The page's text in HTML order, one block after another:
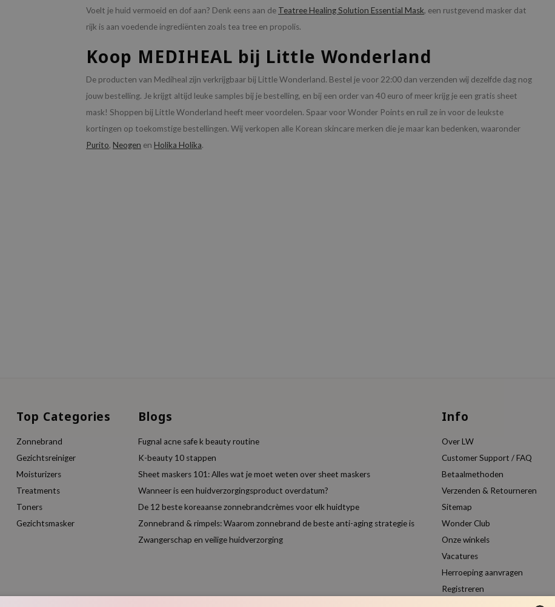
Voelt je huid vermoeid en dof aan? Denk eens aan de Teatree Healing Solution Essential Mask, een rustgevend masker dat
rijk is aan voedende ingrediënten zoals tea tree en propolis.
Koop MEDIHEAL bij Little Wonderland
De producten van Mediheal zijn verkrijgbaar bij Little Wonderland. Bestel je voor 22:00 dan verzenden wij dezelfde dag nog
jouw bestelling. Je krijgt altijd leuke samples bij je bestelling, en bij een order van 40 euro of meer krijg je een gratis sheet
mask! Shoppen bij Little Wonderland heeft meer voordelen. Spaar voor Wonder Points en ruil ze in voor de leukste
kortingen op toekomstige bestellingen. Wij verkopen alle Korean skincare merken die je maar kan bedenken, waaronder
Purito, Neogen en Holika Holika.
Top Categories
Zonnebrand
Gezichtsreiniger
Moisturizers
Treatments
Toners
Gezichtsmasker
Blogs
Fugnal acne safe k beauty routine
K-beauty 10 stappen
Sheet maskers 101: Alles wat je moet weten over sheet maskers
Wanneer is een huidverzorgingsproduct overdatum?
De 12 beste koreaanse zonnebrandcrèmes voor elk huidtype
Zonnebrand & rimpels: Waarom zonnebrand de beste anti-aging strategie is
Zwangerschap en veilige huidverzorging
Info
Over LW
Customer Support / FAQ
Betaalmethoden
Verzenden & Retourneren
Sitemap
Wonder Club
Onze winkels
Vacatures
Herroeping aanvragen
Registreren